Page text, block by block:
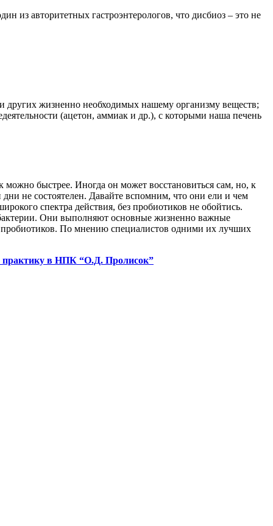
из авторитетных гастроэнтерологов, что дисбиоз – это не
других жизненно необходимых нашему организму веществ;
(ацетон, аммиак и др.), с которыми наша печень
быстрее. Иногда он может восстановиться сам, но, к
не состоятелен. Давайте вспомним, что они ели и чем
спектра действия, без пробиотиков не обойтись.
Они выполняют основные жизненно важные
По мнению специалистов одними их лучших
практику в НПК “О.Д. Пролисок”